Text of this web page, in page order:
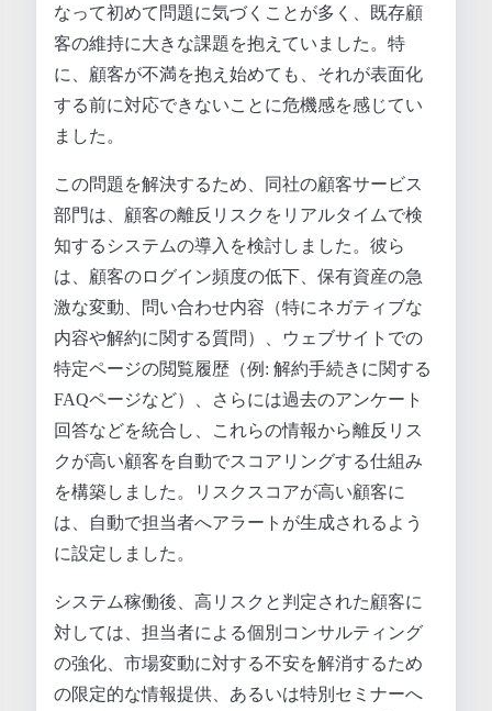
なって初めて問題に気づくことが多く、既存顧
客の維持に大きな課題を抱えていました。特
に、顧客が不満を抱え始めても、それが表面化
する前に対応できないことに危機感を感じてい
ました。
この問題を解決するため、同社の顧客サービス
部門は、顧客の離反リスクをリアルタイムで検
知するシステムの導入を検討しました。彼ら
は、顧客のログイン頻度の低下、保有資産の急
激な変動、問い合わせ内容（特にネガティブな
内容や解約に関する質問）、ウェブサイトでの
特定ページの閲覧履歴（例: 解約手続きに関する
FAQページなど）、さらには過去のアンケート
回答などを統合し、これらの情報から離反リス
クが高い顧客を自動でスコアリングする仕組み
を構築しました。リスクスコアが高い顧客に
は、自動で担当者へアラートが生成されるよう
に設定しました。
システム稼働後、高リスクと判定された顧客に
対しては、担当者による個別コンサルティング
の強化、市場変動に対する不安を解消するため
の限定的な情報提供、あるいは特別セミナーへ